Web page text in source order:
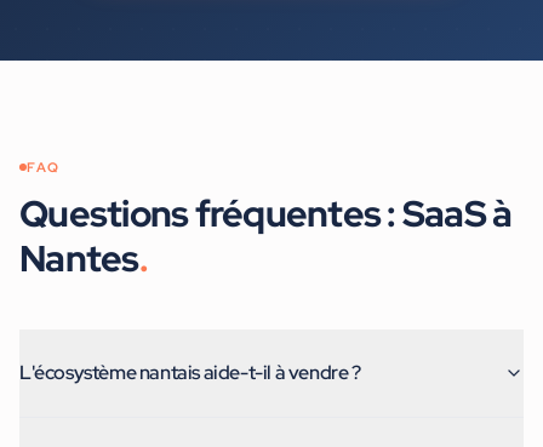
FAQ
Questions fréquentes :SaaSà
Nantes.
L'écosystème nantais aide-t-il à vendre ?